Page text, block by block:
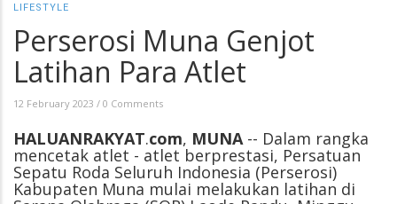
LIFESTYLE
Perserosi Muna Genjot
Latihan Para Atlet
12 February 2023 / 0 Comments
HALUANRAKYAT.com, MUNA-- Dalam rangka
mencetak atlet - atlet berprestasi, Persatuan
Sepatu Roda Seluruh Indonesia (Perserosi)
Kabupaten Muna mulai melakukan latihan di